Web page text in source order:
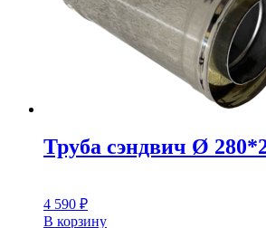
Труба сэндвич Ø
4 590 ₽
В корзину